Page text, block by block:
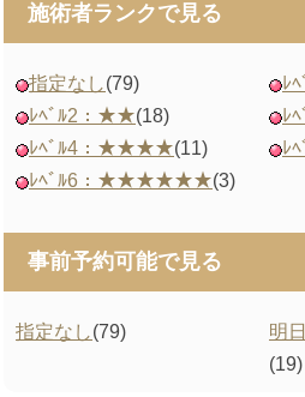
施術者ランクで見る
指定なし(79) ﾚ
ﾚﾍﾞﾙ2：★★(18) ﾚ
ﾚﾍﾞﾙ4：★★★★(11) ﾚ
ﾚﾍﾞﾙ6：★★★★★★(3)
事前予約可能で見る
指定なし(79)
明
(19)